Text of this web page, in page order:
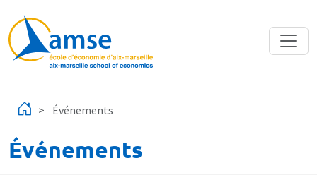
Événements
Événements